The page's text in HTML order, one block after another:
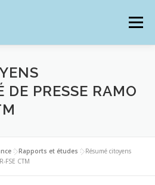
Menu
UN PROJET
PRESSE RAMO
>Rapports et études >Résumé citoyens
FSE CTM